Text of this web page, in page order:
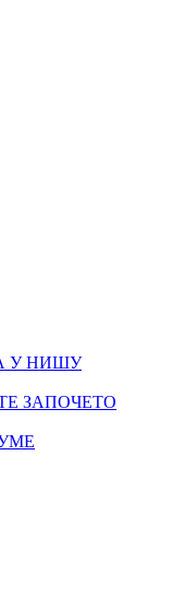
У НИШУ
ЗАПОЧЕТО